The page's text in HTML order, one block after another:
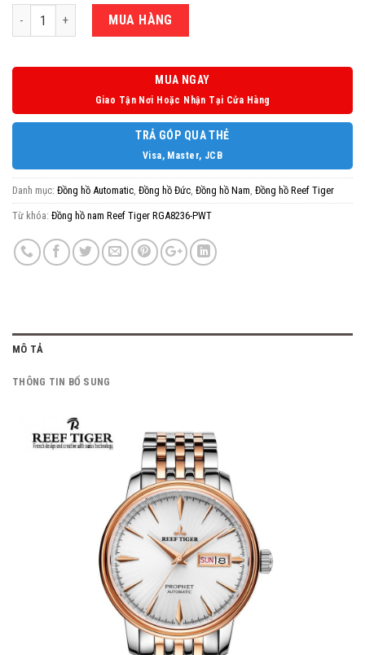
Số lượng MUA HÀNG
MUA NGAY
Giao Tận Nơi Hoặc Nhận Tại Cửa Hàng
TRẢ GÓP QUA THẺ
Visa, Master, JCB
Danh mục: Đồng hồ Automatic, Đồng hồ Đức, Đồng hồ Nam, Đồng hồ Reef Tiger
Từ khóa: Đồng hồ nam Reef Tiger RGA8236-PWT
MÔ TẢ
THÔNG TIN BỔ SUNG